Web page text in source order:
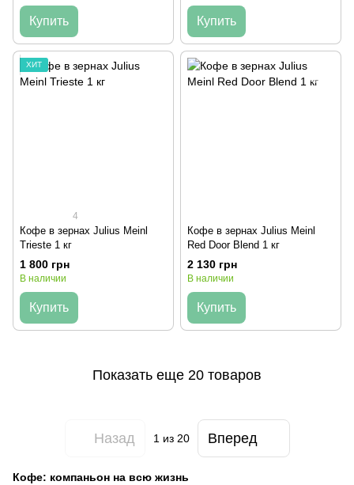
Купить Купить
ХИТ
4
Кофе в зернах Julius Meinl
Trieste 1 кг
1 800 грн
В наличии
Купить
Кофе в зернах Julius Meinl
Red Door Blend 1 кг
2 130 грн
В наличии
Купить
Показать еще 20 товаров
Назад 1из 20 Вперед
Кофе: компаньон на всю жизнь